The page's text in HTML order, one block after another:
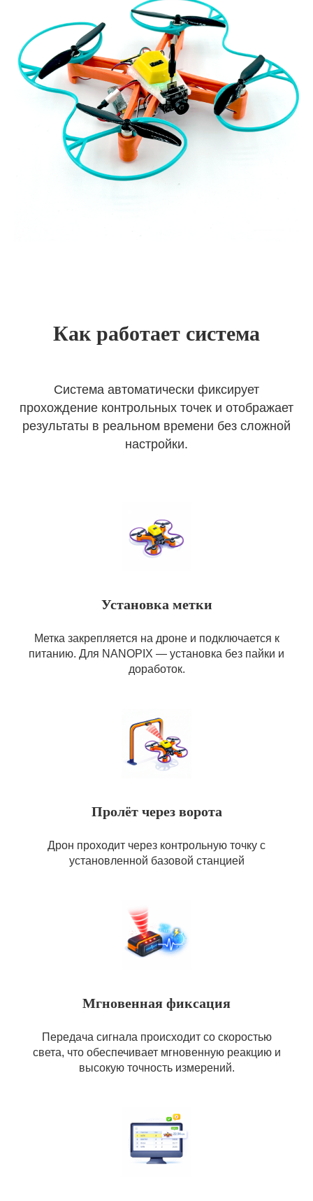
Как работает система
Система автоматически фиксирует
прохождение контрольных точек и отображает
результаты в реальном времени без сложной
настройки.
Установка метки
Метка закрепляется на дроне и подключается к
питанию. Для NANOPIX — установка без пайки и
доработок.
Пролёт через ворота
Дрон проходит через контрольную точку с
установленной базовой станцией
Мгновенная фиксация
Передача сигнала происходит со скоростью
света, что обеспечивает мгновенную реакцию и
высокую точность измерений.